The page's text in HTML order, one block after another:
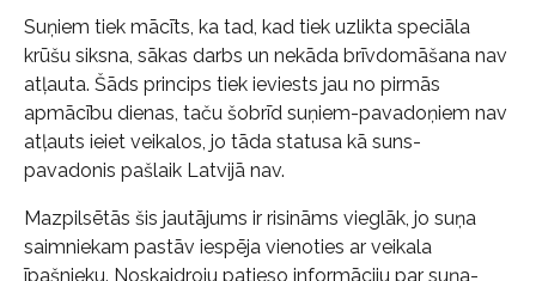
Suņiem tiek mācīts, ka tad, kad tiek uzlikta speciāla
krūšu siksna, sākas darbs un nekāda brīvdomāšana nav
atļauta. Šāds princips tiek ieviests jau no pirmās
apmācību dienas, taču šobrīd suņiem-pavadoņiem nav
atļauts ieiet veikalos, jo tāda statusa kā suns-
pavadonis pašlaik Latvijā nav.
Mazpilsētās šis jautājums ir risināms vieglāk, jo suņa
saimniekam pastāv iespēja vienoties ar veikala
īpašnieku. Noskaidroju patieso informāciju par suņa-